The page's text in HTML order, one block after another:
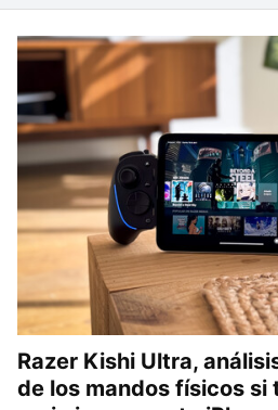
Razer Kishi Ultra,
de los mandos físicos si